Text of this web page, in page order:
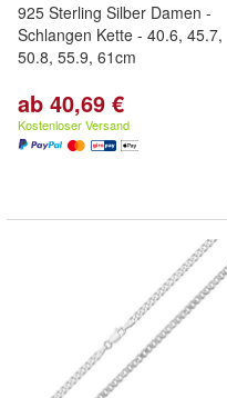
925 Sterling Silber Damen -
Schlangen Kette - 40.6, 45.7,
50.8, 55.9, 61cm
ab 40,69 €
Kostenloser Versand